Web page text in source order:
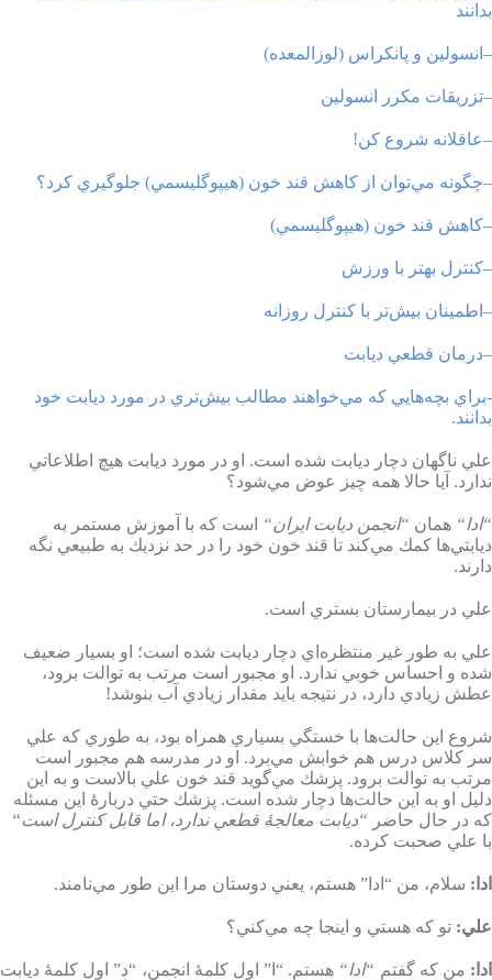
بدانند
– انسولين و پانكراس (لوزالمعده)
–تزريقات مكرر انسولين
–عاقلانه شروع كن!
–چگونه مي‌توان از كاهش قند خون (هيپوگليسمي) جلوگيري كرد؟
–كاهش قند خون (هيپوگليسمي)
–كنترل بهتر با ورزش
– اطمينان بيش‌تر با كنترل روزانه
–درمان قطعي ديابت
-براي بچه‌هايي كه مي‌خواهند مطالب بيش‌تري در مورد ديابت خود
بدانند.
علي ناگهان دچار ديابت شده است. او در مورد ديابت هيچ اطلاعاتي
ندارد. آيا حالا همه چيز عوض مي‌شود؟
“ادا“ همان “انجمن ديابت ايران“
است كه با آموزش مستمر به
ديابتي‌ها كمك مي‌كند تا قند خون خود را در حد نزديك به طبيعي نگه
دارند.
علي در بيمارستان بستري است.
علي به طور غير منتظره‌اي دچار ديابت شده است؛‌ او بسيار ضعيف
شده و احساس خوبي ندارد. او مجبور است مرتب به توالت برود،
عطش زيادي دارد، در نتيجه بايد مقدار زيادي آب بنوشد!
شروع اين حالت‌ها با خستگي بسياري همراه بود، به طوري كه علي
سر كلاس درس هم خوابش مي‌برد. او در مدرسه هم مجبور است
مرتب به توالت برود. پزشك مي‌گويد قند خون علي بالاست و به اين
دليل او به اين حالت‌ها دچار شده است. پزشك حتي دربارۀ اين مسئله
كه در حال حاضر “ديابت معالجۀ قطعي ندارد، اما قابل كنترل است“
با علي صحبت كرده.
ادا : سلام، من “ادا” هستم، يعني دوستان مرا اين طور مي‌نامند.
علي: تو كه هستي و اينجا چه مي‌كني؟
ادا : من كه گفتم “ادا“ هستم. “ا” اول كلمۀ انجمن، “د” اول كلمۀ ديابت